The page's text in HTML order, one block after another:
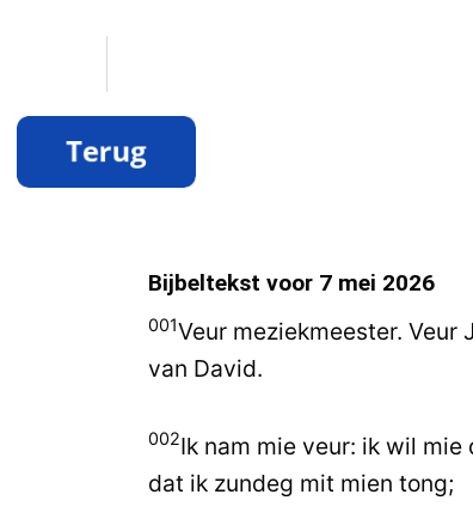
Bijbeltekst voor 7 mei 2026
001Veur meziekmeester. Veur
van David.
002Ik nam mie veur: ik wil mie
dat ik zundeg mit mien tong;